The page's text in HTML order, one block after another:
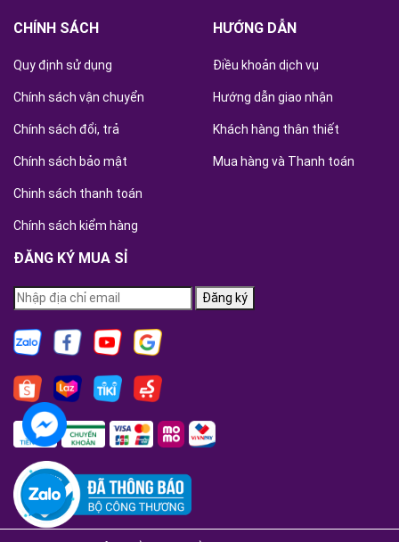
CHÍNH SÁCH
Quy định sử dụng
Chính sách vận chuyển
Chính sách đổi, trả
Chính sách bảo mật
Chinh sách thanh toán
Chính sách kiểm hàng
HƯỚNG DẪN
Điều khoản dịch vụ
Hướng dẫn giao nhận
Khách hàng thân thiết
Mua hàng và Thanh toán
ĐĂNG KÝ MUA SỈ
Đăng ký